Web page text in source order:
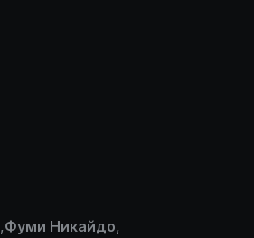
,Фуми Никайдо,